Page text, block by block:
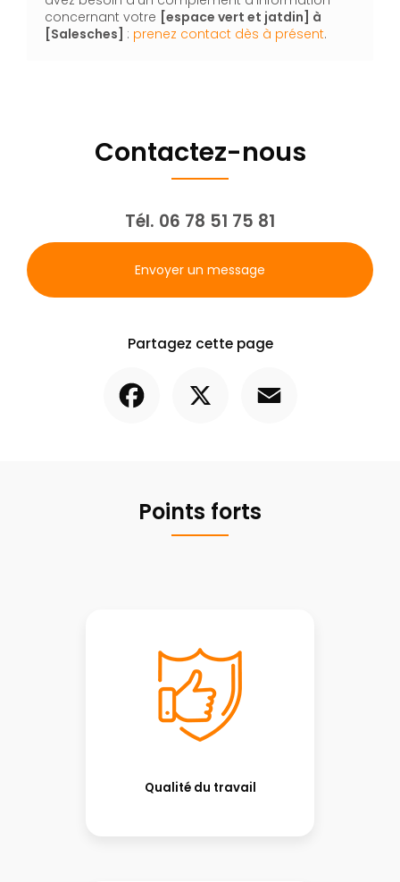
concernant votre [espace vert et jatdin] à
[Salesches] : prenez contact dès à présent.
Contactez-nous
Tél. 06 78 51 75 81
Envoyer un message
Partagez cette page
Points forts
Qualité du travail